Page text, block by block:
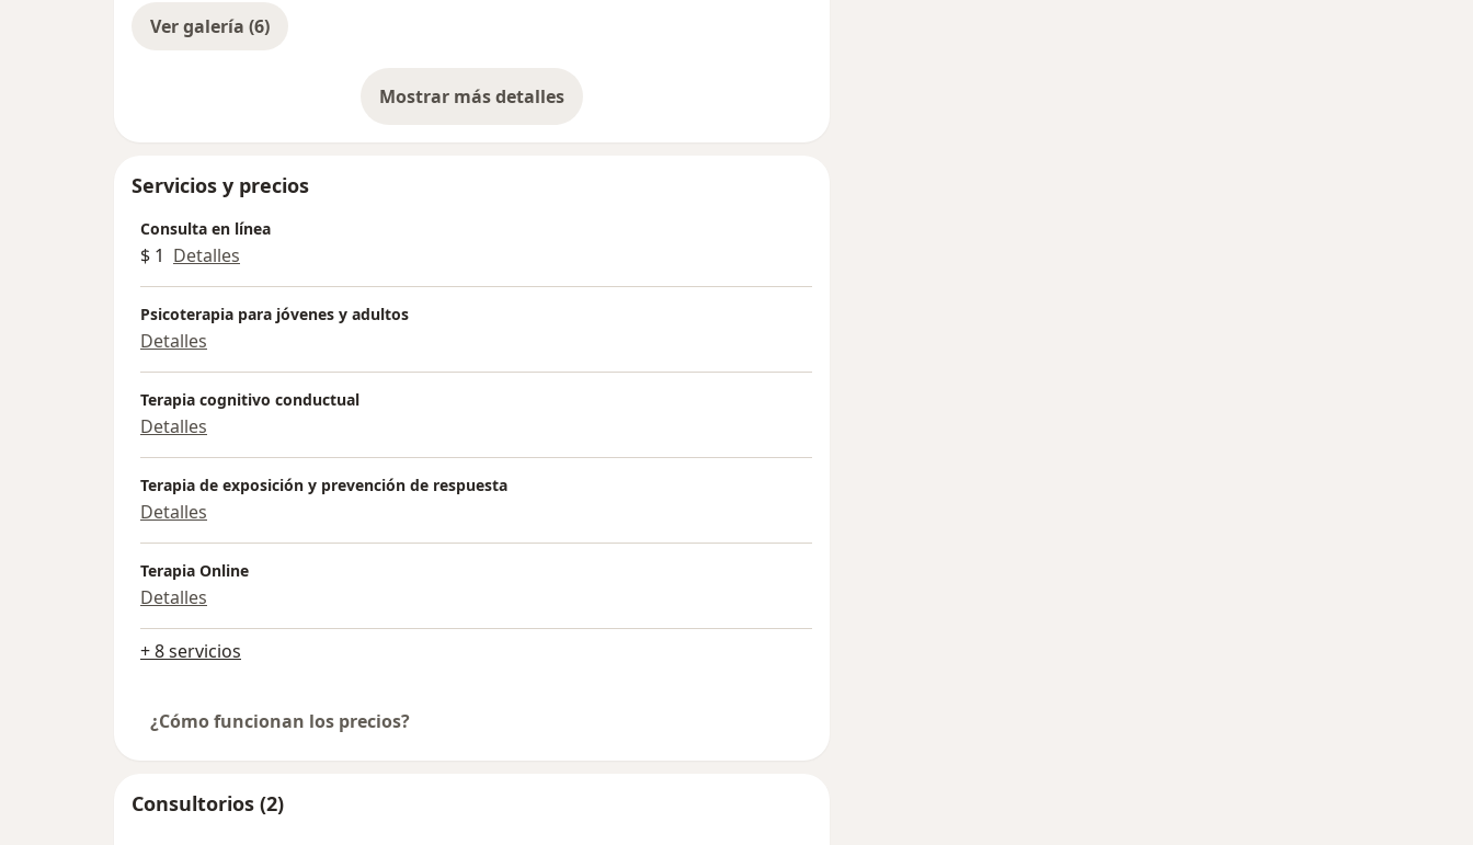
Ver galería (6)
Mostrar más detalles
sobre la experiencia
Servicios y precios
Consulta en línea
$ 1 Detalles
Psicoterapia para jóvenes y adultos
Detalles
Terapia cognitivo conductual
Detalles
Terapia de exposición y prevención de respuesta
Detalles
Terapia Online
Detalles
+ 8 servicios
¿Cómo funcionan los precios?
Consultorios (2)